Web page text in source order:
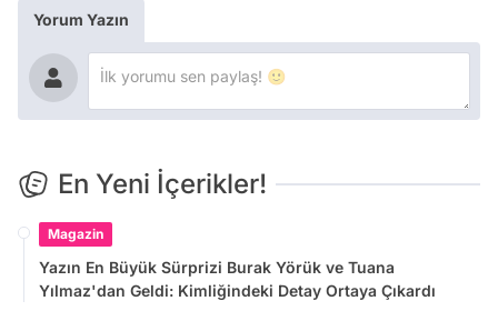
Yorum Yazın
En Yeni İçerikler!
Magazin
Yazın En Büyük Sürprizi Burak Yörük ve Tuana
Yılmaz'dan Geldi: Kimliğindeki Detay Ortaya Çıkardı